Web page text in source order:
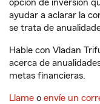
opción de inversión
ayudar a aclarar la
se trata de
Hable con Vladan
acerca de
metas financieras.
Llame o envíe un